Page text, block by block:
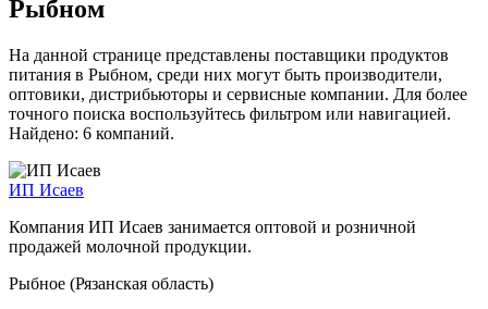
Рыбном
На данной странице представлены поставщики продуктов
питания в Рыбном, среди них могут быть производители,
оптовики, дистрибьюторы и сервисные компании. Для более
точного поиска воспользуйтесь фильтром или навигацией.
Найдено: 6 компаний.
ИП Исаев
Компания ИП Исаев занимается оптовой и розничной
продажей молочной продукции.
Рыбное (Рязанская область)